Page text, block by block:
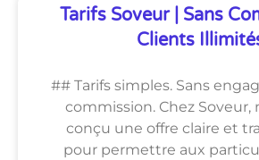
Tarifs Soveur | Sans
Clients
## Tarifs simples. Sans
commission. Chez Soveur,
conçu une offre claire et
pour permettre aux